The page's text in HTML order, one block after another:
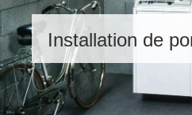
Installation de
Chaudière
Plancher
Plomberie